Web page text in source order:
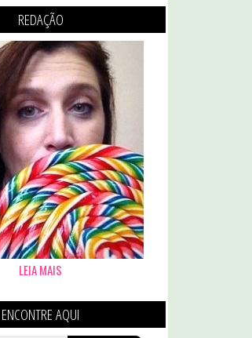
REDAÇÃO
LEIA MAIS
ENCONTRE AQUI